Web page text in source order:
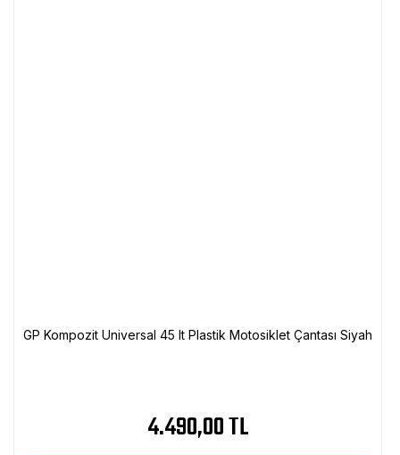
GP Kompozit Universal 45 lt Plastik Motosiklet Çantası Siyah
4.490,00 TL